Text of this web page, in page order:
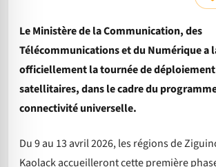
Le Ministère de la Communication, des
Télécommunications et du Numérique a
officiellement la tournée de
satellitaires, dans le cadre du
connectivité universelle.
Du 9 au 13 avril 2026, les régions de
Kaolack accueilleront cette première